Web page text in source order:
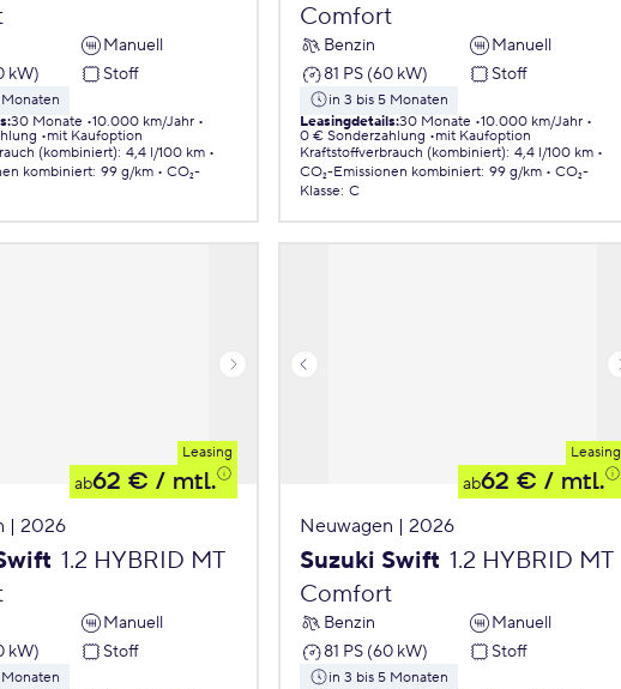
Manuell
kW)
Stoff
:30 Monate 10.000 km/Jahr
mit Kaufoption
(kombiniert): 4,4 l/100 km
kombiniert: 99 g/km
CO₂-
Comfort
Benzin
Manuell
81 PS (60 kW)
Stoff
in 3 bis 5 Monaten
Leasingdetails:30 Monate 10.000 km/Jahr
0 € Sonderzahlung
mit Kaufoption
Kraftstoffverbrauch (kombiniert): 4,4 l/100 km
CO₂-Emissionen kombiniert: 99 g/km
CO₂-
Klasse: C
Leasing
ab62 € / mtl.
| 2026
1.2 HYBRID MT
Manuell
kW)
Stoff
Leasing
ab62 € / mtl.
Neuwagen | 2026
Suzuki Swift 1.2 HYBRID MT
Comfort
Benzin
Manuell
81 PS (60 kW)
Stoff
in 3 bis 5 Monaten